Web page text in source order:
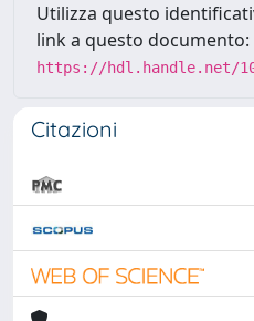
Utilizza questo
link a questo documento:
https://hdl.handle.net/
Citazioni